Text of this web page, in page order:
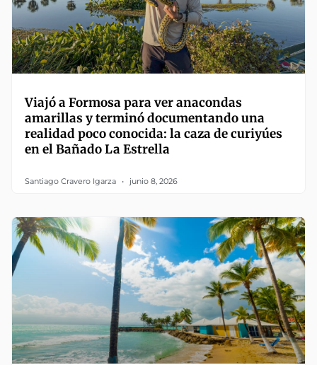
Viajó a Formosa para ver anacondas
amarillas y terminó documentando una
realidad poco conocida: la caza de curiyúes
en el Bañado La Estrella
Santiago Cravero Igarza junio 8, 2026